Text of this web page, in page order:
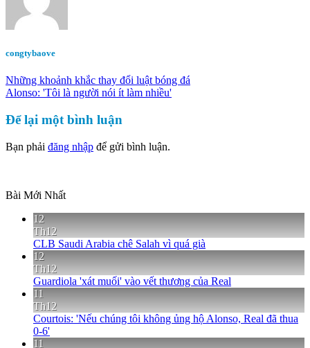
congtybaove
Những khoảnh khắc thay đổi luật bóng đá
Alonso: 'Tôi là người nói ít làm nhiều'
Để lại một bình luận
Bạn phải đăng nhập để gửi bình luận.
Bài Mới Nhất
12
Th12
CLB Saudi Arabia chê Salah vì quá già
12
Th12
Guardiola 'xát muối' vào vết thương của Real
11
Th12
Courtois: 'Nếu chúng tôi không ủng hộ Alonso, Real đã thua
0-6'
11